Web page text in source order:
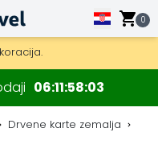
0
149 €.
unutar 24 sata)
karte i dekoracije.
06 11 58 02
Drvene karte zemalja